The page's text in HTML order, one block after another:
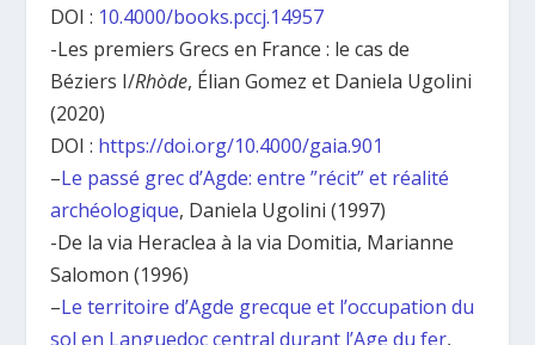
DOI : 10.4000/books.pccj.14957
-Les premiers Grecs en France : le cas de
Béziers I/Rhòde, Élian Gomez et Daniela Ugolini
(2020)
DOI : https://doi.org/10.4000/gaia.901
–Le passé grec d’Agde: entre ”récit” et réalité
archéologique, Daniela Ugolini (1997)
-De la via Heraclea à la via Domitia, Marianne
Salomon (1996)
–Le territoire d’Agde grecque et l’occupation du
sol en Languedoc central durant l’Age du fer,